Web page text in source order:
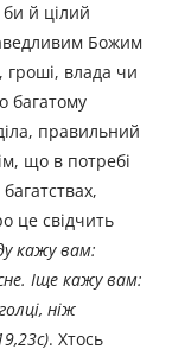
й цілий
Божим
гроші, влада чи
багатому
правильний
що в потребі
це свідчить
кажу вам:
Іще кажу вам:
ніж
. Хтось